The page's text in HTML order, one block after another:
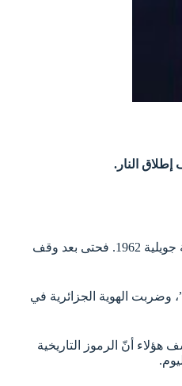
جرائم فرنسا في الجزائر، انطلاقًا من مجازر 8 ماي الفظيعة التي صوّرها العالم وشاهدها، هي في الحقيقة استمرار لسلسلة طويلة من الجرائم التي بدأت منذ جوان 1830 إلى غاية جويلية 1962. فحتى بعد وقف
وضربت الهوية الجزائرية في
هؤلاء أنّ الرموز التاريخية